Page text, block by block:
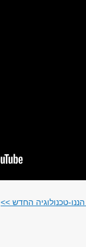
טכנולוגיה החדש >>